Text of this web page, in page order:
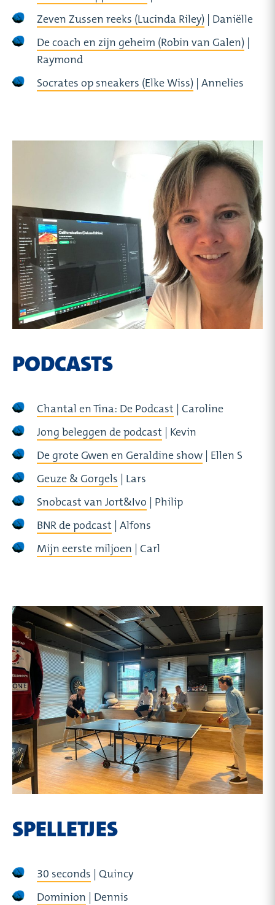
Zeven Zussen reeks (Lucinda Riley) | Daniëlle
De coach en zijn geheim (Robin van Galen) |
Raymond
Socrates op sneakers (Elke Wiss) | Annelies
PODCASTS
Chantal en Tina: De Podcast | Caroline
Jong beleggen de podcast | Kevin
De grote Gwen en Geraldine show | Ellen S
Geuze & Gorgels | Lars
Snobcast van Jort&Ivo | Philip
BNR de podcast | Alfons
Mijn eerste miljoen | Carl
SPELLETJES
30 seconds | Quincy
Dominion | Dennis